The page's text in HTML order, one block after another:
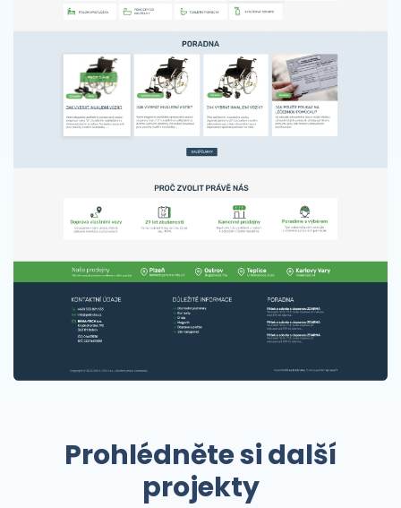
Prohlédněte si další
projekty